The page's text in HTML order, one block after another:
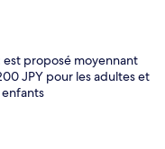
est proposé moyennant
JPY pour les adultes et
enfants